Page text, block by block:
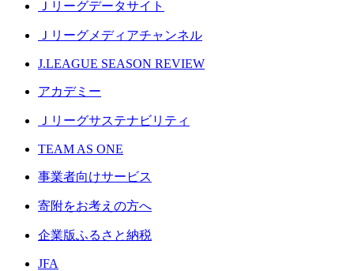
Ｊリーグデータサイト
Ｊリーグメディアチャンネル
J.LEAGUE SEASON REVIEW
アカデミー
Ｊリーグサステナビリティ
TEAM AS ONE
事業者向けサービス
寄附をお考えの方へ
企業版ふるさと納税
JFA